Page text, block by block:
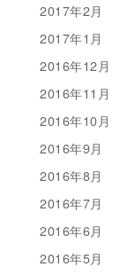
2017年2月
2017年1月
2016年12月
2016年11月
2016年10月
2016年9月
2016年8月
2016年7月
2016年6月
2016年5月